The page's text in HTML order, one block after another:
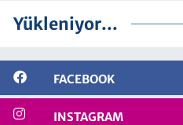
Yükleniyor...
FACEBOOK
INSTAGRAM